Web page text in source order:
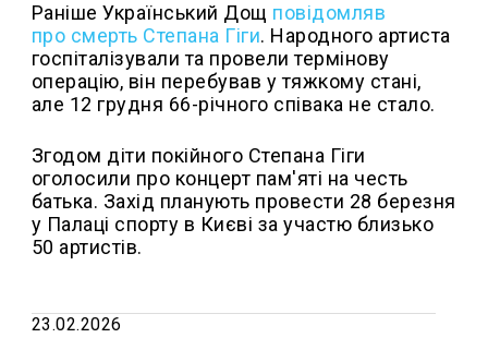
Раніше Український Дощ повідомляв
про смерть Степана Гіги. Народного артиста
госпіталізували та провели термінову
операцію, він перебував у тяжкому стані,
але 12 грудня 66-річного співака не стало.
Згодом діти покійного Степана Гіги
оголосили про концерт пам'яті на честь
батька. Захід планують провести 28 березня
у Палаці спорту в Києві за участю близько
50 артистів.
23.02.2026